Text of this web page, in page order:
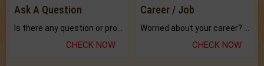
Ask A Question
CHECK NOW
Career / Job
CHECK NOW